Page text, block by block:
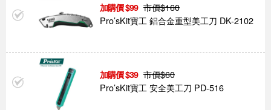
99 市價$160
Pro’sKit寶工 鋁合金重型美工刀 DK-2102
39 市價$60
Pro’sKit寶工 安全美工刀 PD-516